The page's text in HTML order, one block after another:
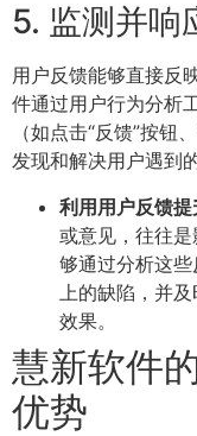
5. 监测并响
用户反馈能够直接反
件通过用户行为分析
（如点击“反馈”按
发现和解决用户遇到
利用用户反馈
或意见，往往
够通过分析这
上的缺陷，并
效果。
慧新软件
优势